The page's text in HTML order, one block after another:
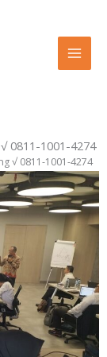
0811-1001-4274
√ 0811-1001-4274